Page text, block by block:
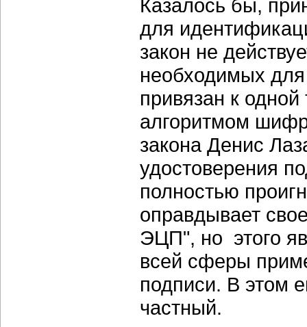
Казалось бы,
для
закон не
необходимых
привязан к
алгоритмом
закона Денис
удостоверения
полностью
оправдывает
ЭЦП", но этого
всей сферы
подписи. В этом
частный.